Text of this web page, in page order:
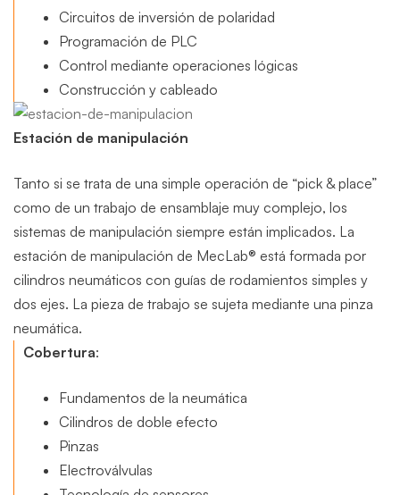
Circuitos de inversión de polaridad
Programación de PLC
Control mediante operaciones lógicas
Construcción y cableado
Estación de manipulación
Tanto si se trata de una simple operación de “pick & place”
como de un trabajo de ensamblaje muy complejo, los
sistemas de manipulación siempre están implicados. La
estación de manipulación de MecLab® está formada por
cilindros neumáticos con guías de rodamientos simples y
dos ejes. La pieza de trabajo se sujeta mediante una pinza
neumática.
Cobertura:
Fundamentos de la neumática
Cilindros de doble efecto
Pinzas
Electroválvulas